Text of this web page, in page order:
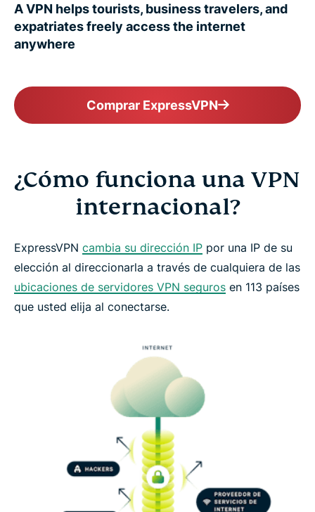
A VPN helps tourists, business travelers, and
expatriates freely access the internet
anywhere
Comprar ExpressVPN
¿Cómo funciona una VPN
internacional?
ExpressVPN cambia su dirección IP por una IP de su
elección al direccionarla a través de cualquiera de las
ubicaciones de servidores VPN seguros en 113 países
que usted elija al conectarse.